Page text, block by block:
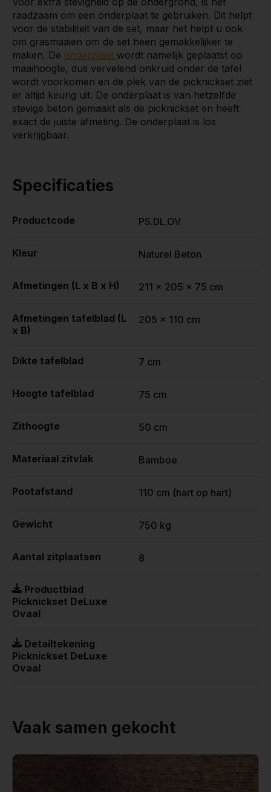
raadzaam om een onderplaat te gebruiken. Dit helpt
voor de stabiliteit van de set, maar het helpt u ook
om grasmaaien om de set heen gemakkelijker te
maken. De onderplaat wordt namelijk geplaatst op
maaihoogte, dus vervelend onkruid onder de tafel
wordt voorkomen en de plek van de picknickset ziet
er altijd keurig uit. De onderplaat is van hetzelfde
stevige beton gemaakt als de picknickset en heeft
exact de juiste afmeting. De onderplaat is los
verkrijgbaar.
Specificaties
Productcode PS.DL.OV
Kleur Naturel Beton
Afmetingen (L x B x H) 211 x 205 x 75 cm
Afmetingen tafelblad (L
x B)
205 x 110 cm
Dikte tafelblad 7 cm
Hoogte tafelblad 75 cm
Zithoogte 50 cm
Materiaal zitvlak Bamboe
Pootafstand 110 cm (hart op hart)
Gewicht 750 kg
Aantal zitplaatsen 8
Productblad
Picknickset DeLuxe
Ovaal
Detailtekening
Picknickset DeLuxe
Ovaal
Vaak samen gekocht